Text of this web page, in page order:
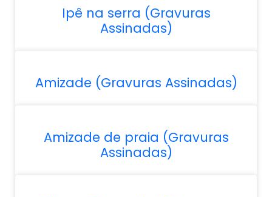
Ipê na serra (Gravuras
Assinadas)
Amizade (Gravuras Assinadas)
Amizade de praia (Gravuras
Assinadas)